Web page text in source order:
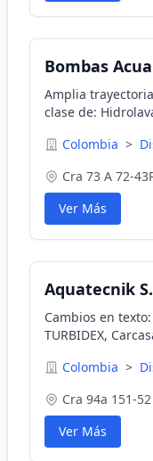
Bombas
Amplia
clase de:
bombas de agua
Colombia >
Cra 73 A 72-
Ver Más
Aquatecnik
Cambios en
TURBIDEX,
Filtrantes,
Colombia >
Cra 94a 151-52
Ver Más